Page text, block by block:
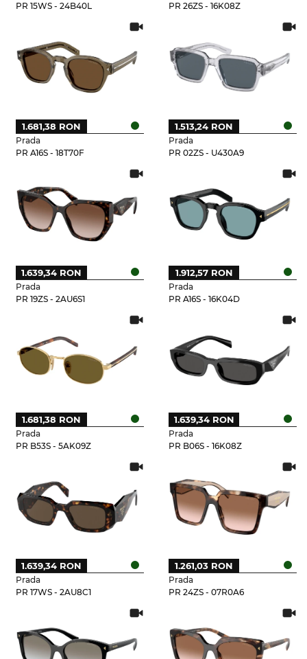
PR 15WS - 24B40L
PR 26ZS - 16K08Z
Prada
PR A16S - 18T70F
1.681,38 RON
Prada
PR 02ZS - U430A9
1.513,24 RON
Prada
PR 19ZS - 2AU6S1
1.639,34 RON
Prada
PR A16S - 16K04D
1.912,57 RON
Prada
PR B53S - 5AK09Z
1.681,38 RON
Prada
PR B06S - 16K08Z
1.639,34 RON
Prada
PR 17WS - 2AU8C1
1.639,34 RON
Prada
PR 24ZS - 07R0A6
1.261,03 RON